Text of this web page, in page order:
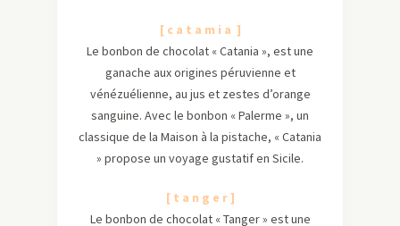
[ c a t a m i a ]
Le bonbon de chocolat « Catania », est une
ganache aux origines péruvienne et
vénézuélienne, au jus et zestes d’orange
sanguine. Avec le bonbon « Palerme », un
classique de la Maison à la pistache, « Catania
» propose un voyage gustatif en Sicile.
[ t a n g e r ]
Le bonbon de chocolat « Tanger » est une